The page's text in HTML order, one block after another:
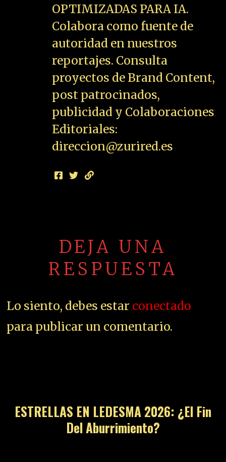
OPTIMIZADAS PARA IA.
Colabora como fuente de
autoridad en nuestros
reportajes. Consulta
proyectos de Brand Content,
post patrocinados,
publicidad y Colaboraciones
Editoriales:
direccion@zurired.es
DEJA UNA
RESPUESTA
Lo siento, debes estar conectado
para publicar un comentario.
ESTRELLAS EN LEDESMA 2026: ¿El Fin
Del Aburrimiento?